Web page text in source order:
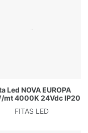
Led NOVA EUROPA
mt 4000K 24Vdc IP20
FITAS LED